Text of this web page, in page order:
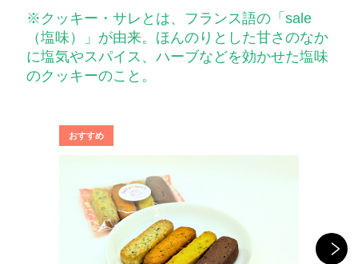
※クッキー・サレとは、フランス語の「sale
（塩味）」が由来。ほんのりとした甘さのなか
に塩気やスパイス、ハーブなどを効かせた塩味
のクッキーのこと。